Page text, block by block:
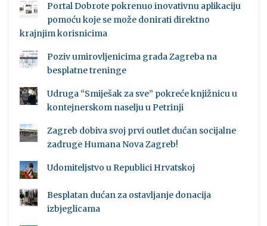
Portal Dobrote pokrenuo inovativnu aplikaciju
pomoću koje se može donirati direktno
krajnjim korisnicima
Poziv umirovljenicima grada Zagreba na
besplatne treninge
Udruga “Smiješak za sve” pokreće knjižnicu u
kontejnerskom naselju u Petrinji
Zagreb dobiva svoj prvi outlet dućan socijalne
zadruge Humana Nova Zagreb!
Udomiteljstvo u Republici Hrvatskoj
Besplatan dućan za ostavljanje donacija
izbjeglicama